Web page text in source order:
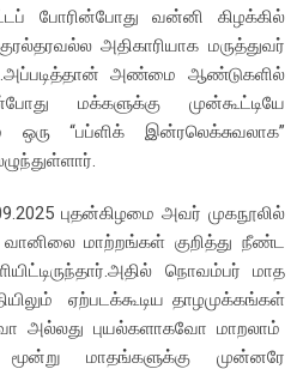
போரின்போது வன்னி கிழக்கில்
அதிகாரியாக மருத்துவர்
அண்மை ஆண்டுகளில்
மக்களுக்கு முன்கூட்டியே
ஒரு “பப்ளிக் இன்ரலெக்சுவலாக”
புதன்கிழமை அவர் முகநூலில்
வானிலை மாற்றங்கள் குறித்து நீண்ட
நொவம்பர் மாத
ஏற்படக்கூடிய தாழமுக்கங்கள்
அல்லது புயல்களாகவோ மாறலாம்
மாதங்களுக்கு முன்னரே